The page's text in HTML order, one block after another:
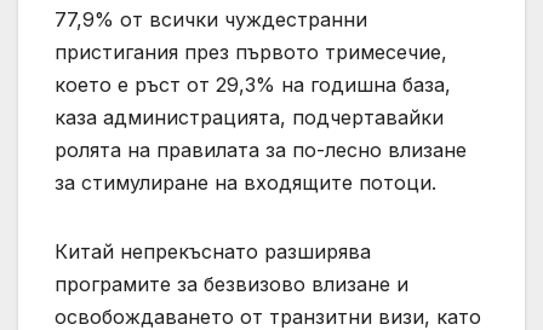
77,9% от всички чуждестранни
пристигания през първото тримесечие,
което е ръст от 29,3% на годишна база,
каза администрацията, подчертавайки
ролята на правилата за по-лесно влизане
за стимулиране на входящите потоци.
Китай непрекъснато разширява
програмите за безвизово влизане и
освобождаването от транзитни визи, като